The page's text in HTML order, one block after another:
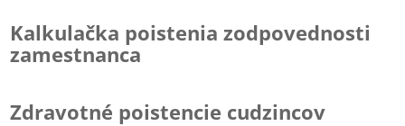
Kalkulačka poistenia zodpovednosti
zamestnanca
Zdravotné poistencie cudzincov